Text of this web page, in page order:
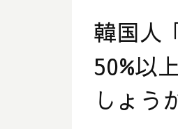
韓国人
50%以
しょう